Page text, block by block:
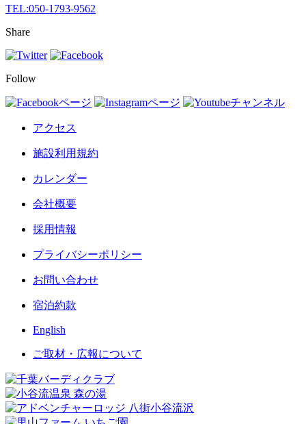
TEL:050-1793-9562
Share
Follow
アクセス
施設利用規約
カレンダー
会社概要
採用情報
プライバシーポリシー
お問い合わせ
宿泊約款
English
ご取材・広報について